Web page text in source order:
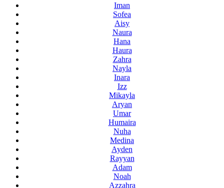
Iman
Sofea
Aisy
Naura
Hana
Haura
Zahra
Nayla
Inara
Izz
Mikayla
Aryan
Umar
Humaira
Nuha
Medina
Ayden
Rayyan
Adam
Noah
Azzahra